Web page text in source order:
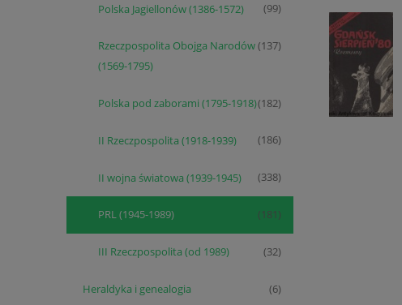
Polska Jagiellonów (1386-1572) (99)
Rzeczpospolita Obojga Narodów
(1569-1795)
(137)
Polska pod zaborami (1795-1918)(182)
II Rzeczpospolita (1918-1939) (186)
II wojna światowa (1939-1945) (338)
PRL (1945-1989) (181)
III Rzeczpospolita (od 1989) (32)
Heraldyka i genealogia (6)